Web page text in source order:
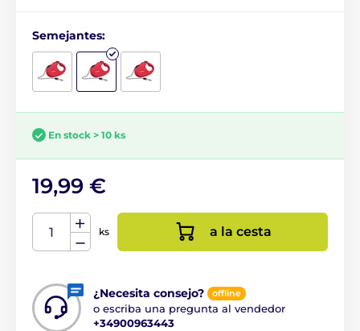
Semejantes:
En stock > 10 ks
19,99 €
ks a la cesta
¿Necesita consejo? offline
o escriba una pregunta al vendedor
+34900963443